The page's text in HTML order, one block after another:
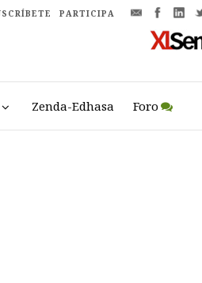
PARTICIPA
Zenda-Edhasa Foro